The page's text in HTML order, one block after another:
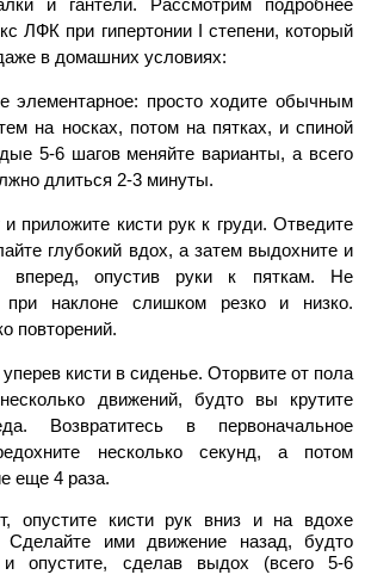
ЛФК при гипертонии I степени, который
в домашних условиях:
элементарное: просто ходите обычным
на носках, потом на пятках, и спиной
5-6 шагов меняйте варианты, а всего
длиться 2-3 минуты.
приложите кисти рук к груди. Отведите
глубокий вдох, а затем выдохните и
вперед, опустив руки к пяткам. Не
при наклоне слишком резко и низко.
повторений.
кисти в сиденье. Оторвите от пола
движений, будто вы крутите
Возвратитесь в первоначальное
несколько секунд, а потом
еще 4 раза.
опустите кисти рук вниз и на вдохе
Сделайте ими движение назад, будто
и опустите, сделав выдох (всего 5-6